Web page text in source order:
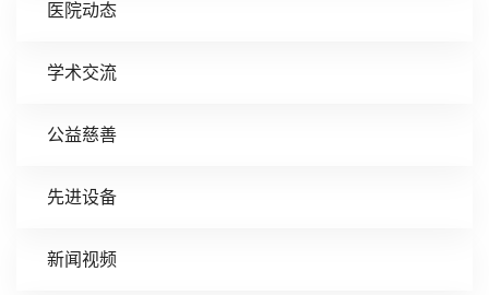
医院动态
学术交流
公益慈善
先进设备
新闻视频